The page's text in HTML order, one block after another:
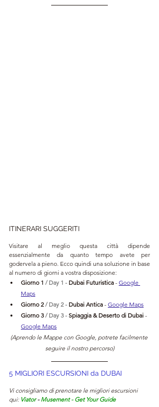
ITINERARI SUGGERITI
Visitare al meglio questa città dipende
essenzialmente da quanto tempo avete per
godervela a pieno. Ecco quindi una soluzione in base
al numero di giorni a vostra disposizione:
Giorno 1 / Day 1 - Dubai Futuristica - Google
Maps
Giorno 2 / Day 2 - Dubai Antica - Google Maps
Giorno 3 / Day 3 - Spiaggia & Deserto di Dubai -
Google Maps
(Aprendo le Mappe con Google, potrete facilmente
seguire il nostro percorso)
5 MIGLIORI ESCURSIONI da DUBAI
Vi consigliamo di prenotare le migliori escursioni
qui: Viator - Musement - Get Your Guide